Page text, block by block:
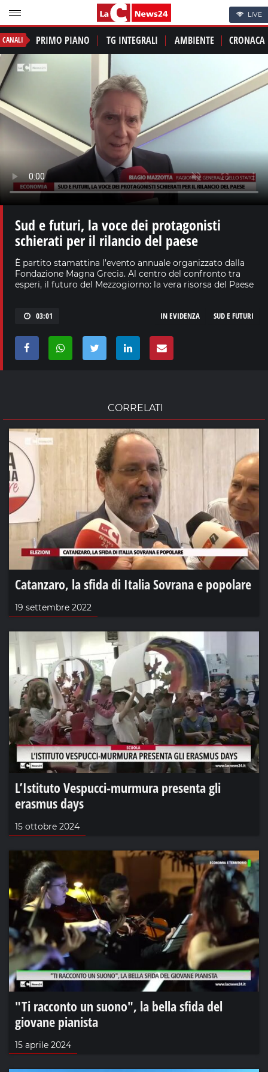
LIVE
CANALI PRIMO PIANO TG INTEGRALI AMBIENTE CRONACA
Sud e futuri, la voce dei protagonisti
schierati per il rilancio del paese
È partito stamattina l’evento annuale organizzato dalla
Fondazione Magna Grecia. Al centro del confronto tra
esperi, il futuro del Mezzogiorno: la vera risorsa del Paese
03:01 SUD E FUTURI
IN EVIDENZA
CORRELATI
Catanzaro, la sfida di Italia Sovrana e popolare
19 settembre 2022
L’Istituto Vespucci-murmura presenta gli
erasmus days
15 ottobre 2024
"Ti racconto un suono", la bella sfida del
giovane pianista
15 aprile 2024